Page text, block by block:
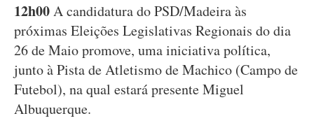
12h00A candidatura do PSD/Madeira às
próximas Eleições Legislativas Regionais do dia
26 de Maio promove, uma iniciativa política,
junto à Pista de Atletismo de Machico (Campo de
Futebol), na qual estará presente Miguel
Albuquerque.